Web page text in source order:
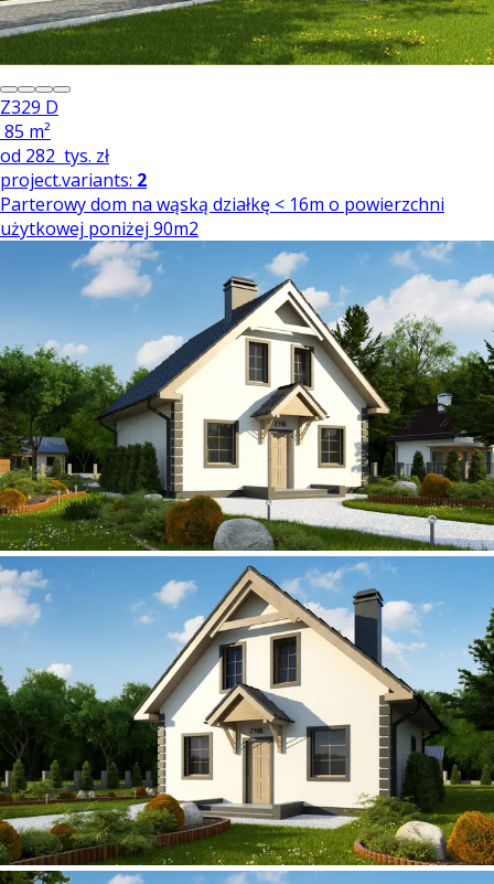
Z329 D
85 m²
od 282 tys. zł
project.variants: 2
Parterowy dom na wąską działkę < 16m o powierzchni
użytkowej poniżej 90m2